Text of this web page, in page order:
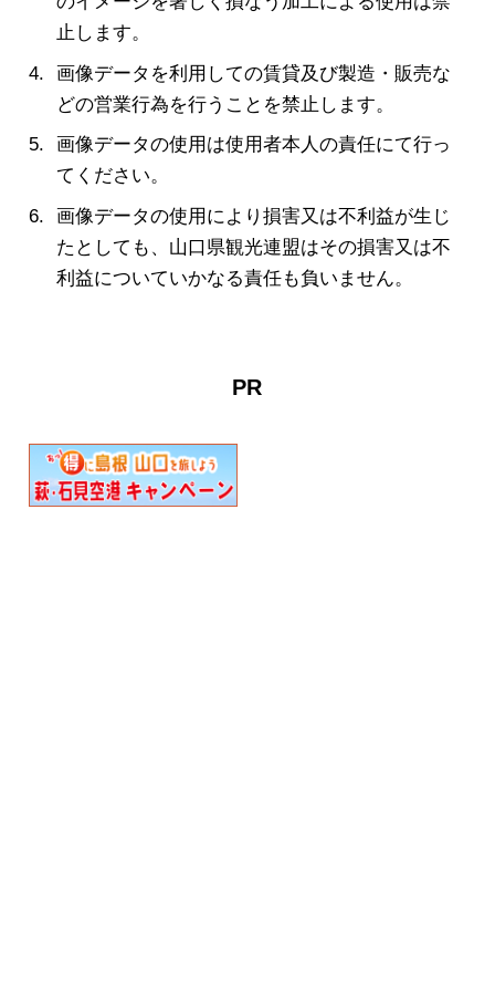
止します。
画像データを利用しての賃貸及び製造・販売な
どの営業行為を行うことを禁止します。
画像データの使用は使用者本人の責任にて行っ
てください。
画像データの使用により損害又は不利益が生じ
たとしても、山口県観光連盟はその損害又は不
利益についていかなる責任も負いません。
PR